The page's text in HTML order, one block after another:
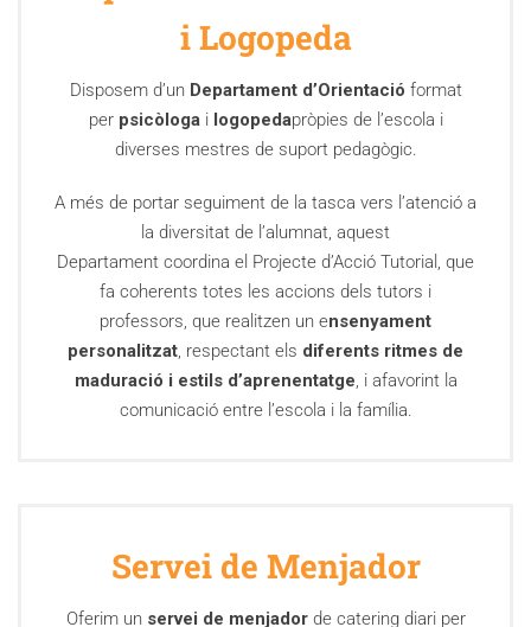
i Logopeda
Disposem d’un Departament d’Orientació format
per psicòlogai logopedapròpies de l’escola i
diverses mestres de suport pedagògic.
A més de portar seguiment de la tasca vers l’atenció a
la diversitat de l’alumnat, aquest
Departament coordina el Projecte d’Acció Tutorial, que
fa coherents totes les accions dels tutors i
professors, que realitzen un ensenyament
personalitzat, respectant els diferents ritmes de
maduració i estils d’aprenentatge, i afavorint la
comunicació entre l’escola i la família.
Servei de Menjador
Oferim un servei de menjadorde catering diari per